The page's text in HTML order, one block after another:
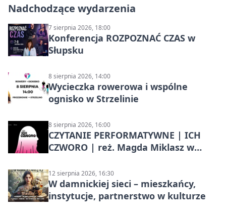
Nadchodzące wydarzenia
7 sierpnia 2026, 18:00
Konferencja ROZPOZNAĆ CZAS w
Słupsku
8 sierpnia 2026, 14:00
Wycieczka rowerowa i wspólne
ognisko w Strzelinie
8 sierpnia 2026, 16:00
CZYTANIE PERFORMATYWNE | ICH
CZWORO | reż. Magda Miklasz w
12 sierpnia 2026, 16:30
W damnickiej sieci – mieszkańcy,
instytucje, partnerstwo w kulturze